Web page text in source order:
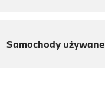
Samochody używane